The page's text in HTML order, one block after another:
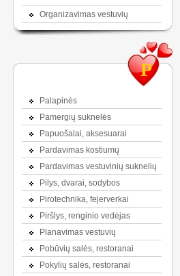
Organizavimas vestuvių
P
Palapinės
Pamergių suknelės
Papuošalai, aksesuarai
Pardavimas kostiumų
Pardavimas vestuvinių suknelių
Pilys, dvarai, sodybos
Pirotechnika, fejerverkai
Piršlys, renginio vedėjas
Planavimas vestuvių
Pobūvių salės, restoranai
Pokylių salės, restoranai